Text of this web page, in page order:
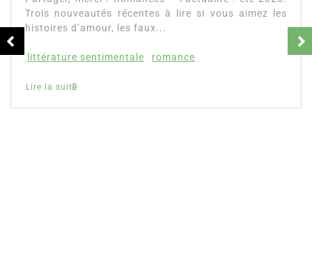
Dans Romance
Romances – l’actualité : été 2026
6 Juil 2026